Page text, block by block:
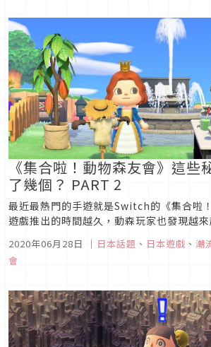
源現...
《集合啦！動物森友會》這些
了幾個？ PART 2
最近最熱門的手遊就是Switch的《集合啦
遊戲推出的時間越久，動森玩家也發現越
TV」，收集了日本網友提供的動森梗，把
家，這篇和大家介紹台灣網友比較不熟悉的
2020年06月28日 ｜ 日本話題 、 日本遊戲 、 潮
會